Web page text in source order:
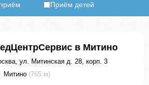
Приём детей
в Митино
ул. Митинская д. 28, корп. 3
Митино (765 м)